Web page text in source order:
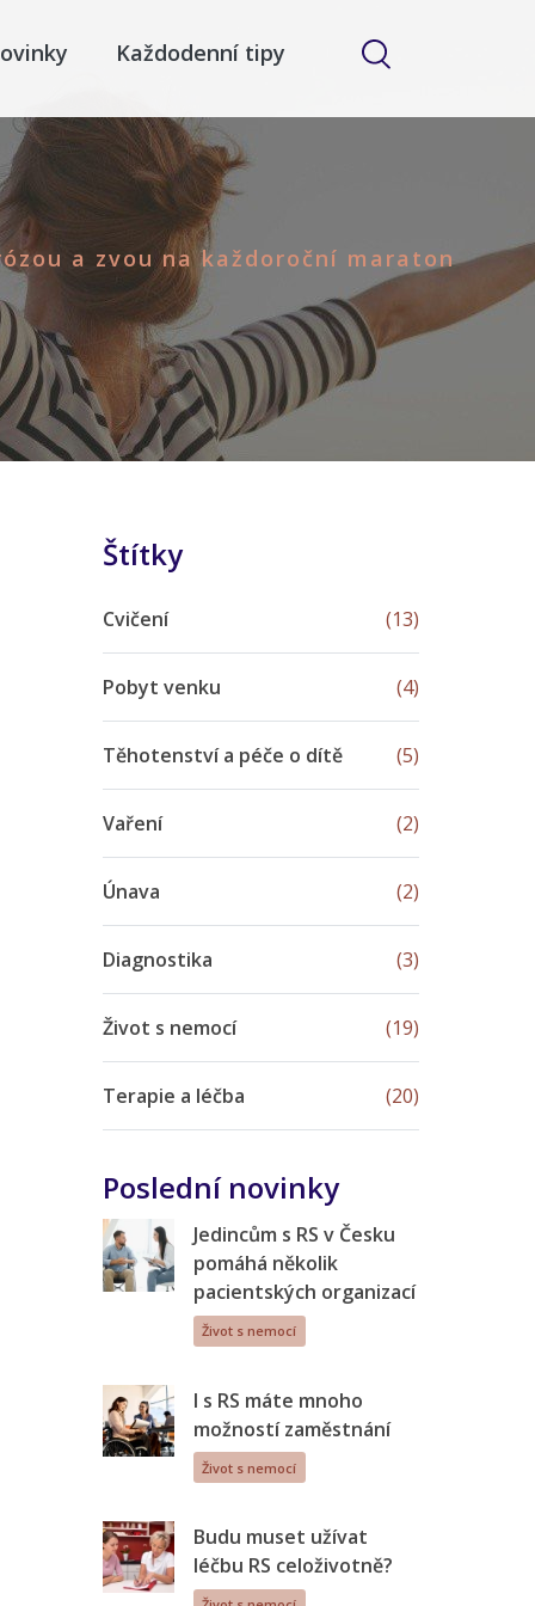
Každodenní tipy
a zvou na každoroční maraton
Štítky
Cvičení (13)
Pobyt venku (4)
Těhotenství a péče o dítě (5)
Vaření (2)
Únava (2)
Diagnostika (3)
Život s nemocí (19)
Terapie a léčba (20)
Poslední novinky
Jedincům s RS v Česku
pomáhá několik
pacientských organizací
Život s nemocí
I s RS máte mnoho
možností zaměstnání
Život s nemocí
Budu muset užívat
léčbu RS celoživotně?